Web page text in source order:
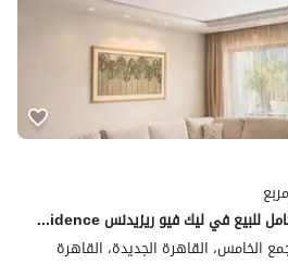
أفضل سعر شقة مفروشة بالكامل للبيع في ليك فيو ريزيدنس Lake View Residence القاهرة الجديدة New Cairo 140 متر 2 غرفة نوم 2 حمام
الخامس، القاهرة الجديدة، القاهرة